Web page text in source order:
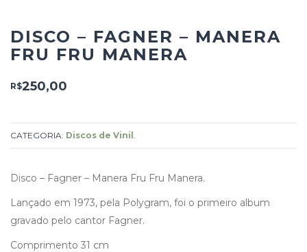
DISCO – FAGNER – MANERA
FRU FRU MANERA
R$250,00
CATEGORIA: Discos de Vinil
Disco – Fagner – Manera Fru Fru Manera.
Lançado em 1973, pela Polygram, foi o primeiro album
gravado pelo cantor Fagner.
Comprimento 31 cm